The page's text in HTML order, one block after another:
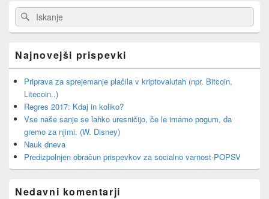
Primary
Sidebar
Widget
Search
for:
Search
Najnovejši prispevki
Priprava za sprejemanje plačila v kriptovalutah (npr. Bitcoin,
Litecoin..)
Regres 2017: Kdaj in koliko?
Vse naše sanje se lahko uresničijo, če le imamo pogum, da
gremo za njimi. (W. Disney)
Nauk dneva
Predizpolnjen obračun prispevkov za socialno varnost-POPSV
Nedavni komentarji